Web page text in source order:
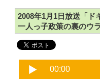
2008年1月1日放送「ド
一人っ子政策の裏のウ